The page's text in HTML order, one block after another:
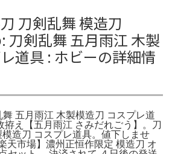
刀剣乱舞 模造刀
刀剣乱舞 五月雨江 木製
道具 : ホビーの詳細情
五月雨江 木製模造刀 コスプレ道
拵え【五月雨江 さみだれごう】。刀
造刀 コスプレ道具。値下しませ
天市場】濃州正恒作限定 模造刀 オ